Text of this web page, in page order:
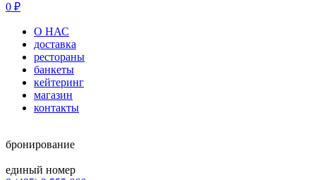
0 ₽
О НАС
доставка
рестораны
банкеты
кейтеринг
магазин
контакты
бронирование
единый номер